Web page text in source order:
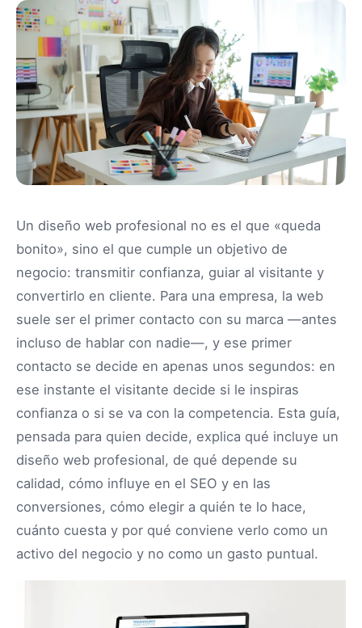
Un diseño web profesional no es el que «queda
bonito», sino el que cumple un objetivo de
negocio: transmitir confianza, guiar al visitante y
convertirlo en cliente. Para una empresa, la web
suele ser el primer contacto con su marca —antes
incluso de hablar con nadie—, y ese primer
contacto se decide en apenas unos segundos: en
ese instante el visitante decide si le inspiras
confianza o si se va con la competencia. Esta guía,
pensada para quien decide, explica qué incluye un
diseño web profesional, de qué depende su
calidad, cómo influye en el SEO y en las
conversiones, cómo elegir a quién te lo hace,
cuánto cuesta y por qué conviene verlo como un
activo del negocio y no como un gasto puntual.